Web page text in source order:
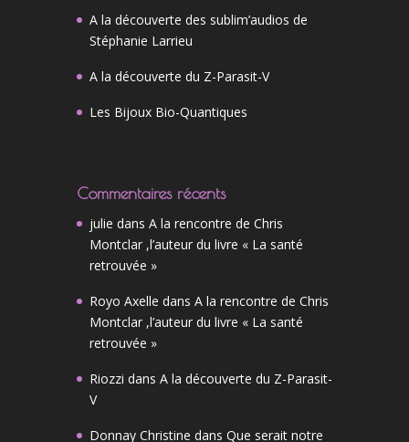
A la découverte des sublim’audios de
Stéphanie Larrieu
A la découverte du Z-Parasit-V
Les Bijoux Bio-Quantiques
Commentaires récents
julie dans A la rencontre de Chris
Montclar ,l’auteur du livre « La santé
retrouvée »
Royo Axelle dans A la rencontre de Chris
Montclar ,l’auteur du livre « La santé
retrouvée »
Riozzi dans A la découverte du Z-Parasit-
V
Donnay Christine dans Que serait notre